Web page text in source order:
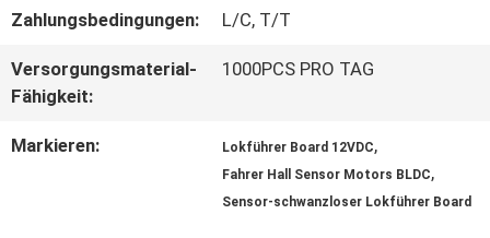
NACHRICHTEN
Zahlungsbedingungen: L/C, T/T
Versorgungsmaterial-
Fähigkeit:
1000PCS PRO TAG
Markieren: Lokführer Board 12VDC,
Fahrer Hall Sensor Motors BLDC,
Sensor-schwanzloser Lokführer Board